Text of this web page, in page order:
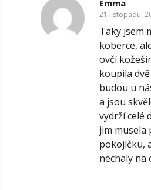
Emma
21 listopadu,
Taky jsem
koberce,
ovčí
koupila
budou u
a jsou
vydrží celé
jim musela
pokojíčku,
nechaly na